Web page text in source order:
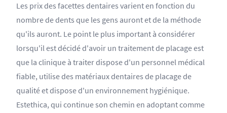
Les prix des facettes dentaires varient en fonction du
nombre de dents que les gens auront et de la méthode
qu'ils auront. Le point le plus important à considérer
lorsqu'il est décidé d'avoir un traitement de placage est
que la clinique à traiter dispose d'un personnel médical
fiable, utilise des matériaux dentaires de placage de
qualité et dispose d'un environnement hygiénique.
Estethica, qui continue son chemin en adoptant comme